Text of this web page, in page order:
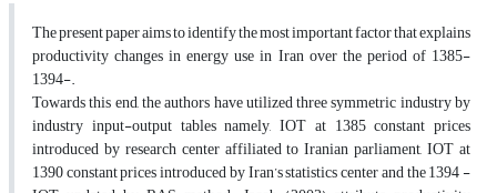
The present paper aims to identify the most important factor that explains
productivity changes in energy use in Iran over the period of 1385-
1394-.
Towards this end, the authors have utilized three symmetric industry by
industry input-output tables namely, IOT at 1385 constant prices
introduced by research center affiliated to Iranian parliament, IOT at
1390 constant prices introduced by Iran’s statistics center and the 1394 -